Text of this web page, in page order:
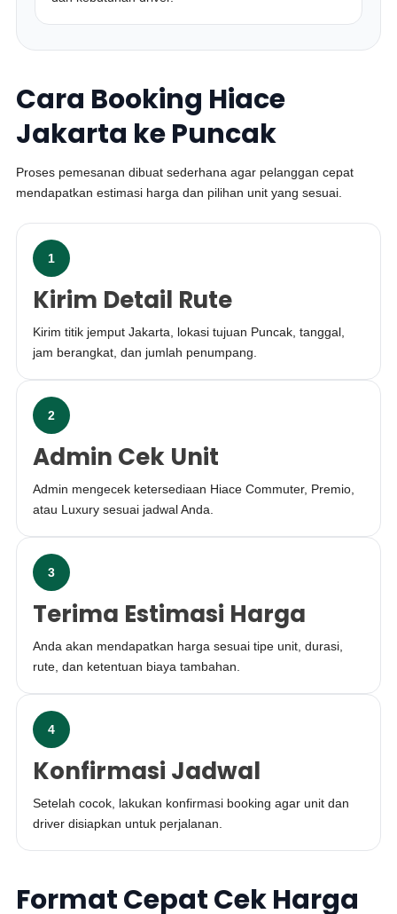
Cara Booking Hiace
Jakarta ke Puncak
Proses pemesanan dibuat sederhana agar pelanggan cepat
mendapatkan estimasi harga dan pilihan unit yang sesuai.
1
Kirim Detail Rute
Kirim titik jemput Jakarta, lokasi tujuan Puncak, tanggal,
jam berangkat, dan jumlah penumpang.
2
Admin Cek Unit
Admin mengecek ketersediaan Hiace Commuter, Premio,
atau Luxury sesuai jadwal Anda.
3
Terima Estimasi Harga
Anda akan mendapatkan harga sesuai tipe unit, durasi,
rute, dan ketentuan biaya tambahan.
4
Konfirmasi Jadwal
Setelah cocok, lakukan konfirmasi booking agar unit dan
driver disiapkan untuk perjalanan.
Format Cepat Cek Harga